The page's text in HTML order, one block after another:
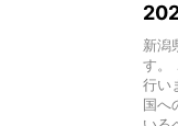
新潟
す。
行い
国へ